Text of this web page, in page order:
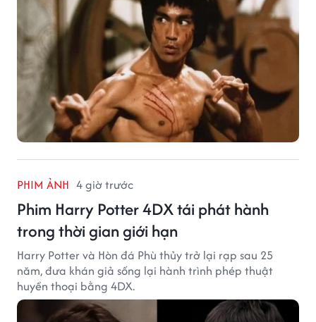
PHIM ẢNH 4 giờ trước
Phim Harry Potter 4DX tái phát hành
trong thời gian giới hạn
Harry Potter và Hòn đá Phù thủy trở lại rạp sau 25
năm, đưa khán giả sống lại hành trình phép thuật
huyền thoại bằng 4DX.